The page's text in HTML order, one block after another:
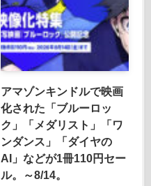
アマゾンキンドルで映画
化された「ブルーロッ
ク」「メダリスト」「ワ
ンダンス」「ダイヤの
AI」などが1冊110円セー
ル。～8/14。